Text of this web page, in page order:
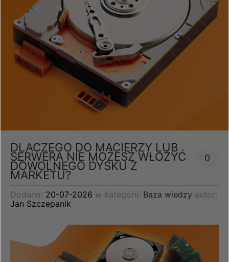
DLACZEGO DO MACIERZY LUB
SERWERA NIE MOŻESZ WŁOŻYĆ
DOWOLNEGO DYSKU Z
MARKETU?
0
Dodano: 20-07-2026 w kategorii: Baza wiedzy autor:
Jan Szczepanik